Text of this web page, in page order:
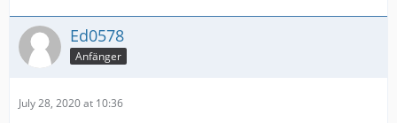
Ed0578
Anfänger
July 28, 2020 at 10:36